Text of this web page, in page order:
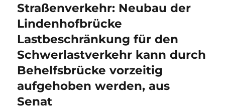
Vorheriger
Beitrag:
Straßenverkehr: Neubau der
Lindenhofbrücke
Lastbeschränkung für den
Schwerlastverkehr kann durch
Behelfsbrücke vorzeitig
aufgehoben werden, aus
Senat